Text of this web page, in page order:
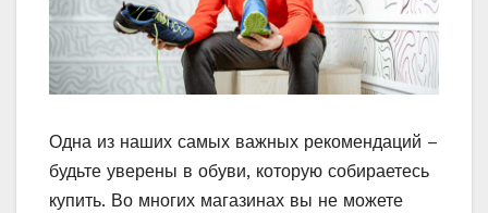
Одна из наших самых важных рекомендаций –
будьте уверены в обуви, которую собираетесь
купить. Во многих магазинах вы не можете